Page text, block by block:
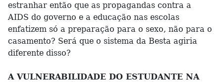
estranhar então que as propagandas contra a
AIDS do governo e a educação nas escolas
enfatizem só a preparação para o sexo, não para o
casamento? Será que o sistema da Besta agiria
diferente disso?
A VULNERABILIDADE DO ESTUDANTE NA